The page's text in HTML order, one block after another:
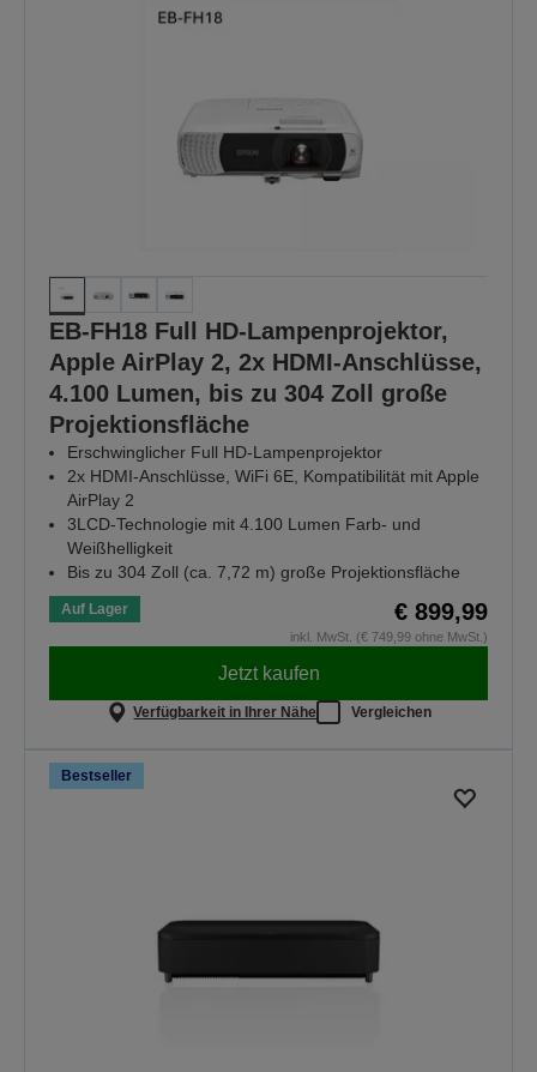
EB-FH18 Full HD-Lampenprojektor,
Apple AirPlay 2, 2x HDMI-Anschlüsse,
4.100 Lumen, bis zu 304 Zoll große
Projektionsfläche
Erschwinglicher Full HD-Lampenprojektor
2x HDMI-Anschlüsse, WiFi 6E, Kompatibilität mit Apple
AirPlay 2
3LCD-Technologie mit 4.100 Lumen Farb- und
Weißhelligkeit
Bis zu 304 Zoll (ca. 7,72 m) große Projektionsfläche
Auf Lager € 899,99
inkl. MwSt. (€ 749,99 ohne MwSt.)
Jetzt kaufen
Verfügbarkeit in Ihrer Nähe Vergleichen
Bestseller